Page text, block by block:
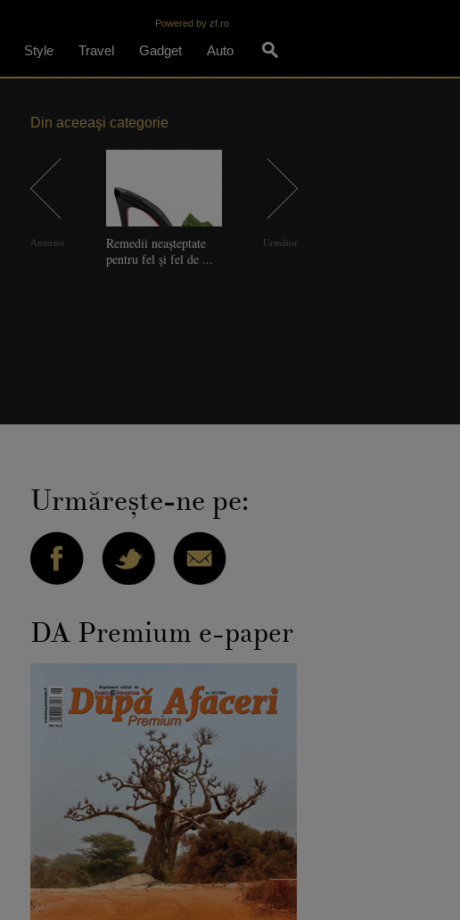
Style Travel Gadget Auto
Powered by zf.ro
Din aceeaşi categorie
Remedii neaşteptate
pentru fel şi fel de ...
Shopping must
Anterior Următor
Urmăreşte-ne pe:
DA Premium e-paper